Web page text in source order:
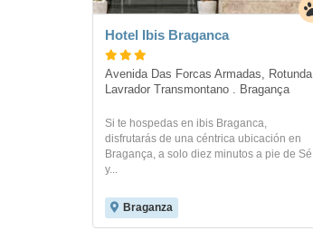
Hotel Ibis Braganca
Avenida Das Forcas Armadas, Rotunda
Lavrador Transmontano . Bragança
Si te hospedas en ibis Braganca,
disfrutarás de una céntrica ubicación en
Bragança, a solo diez minutos a pie de Sé
y...
Braganza